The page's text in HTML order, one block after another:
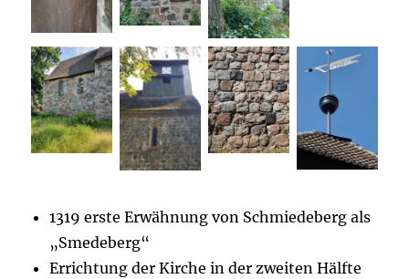
1319 erste Erwähnung von Schmiedeberg als
„Smedeberg“
Errichtung der Kirche in der zweiten Hälfte